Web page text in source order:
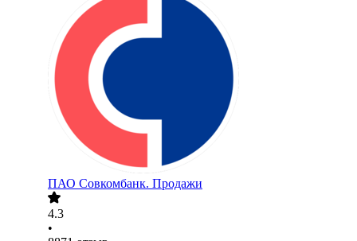
ПАО Совкомбанк. Продажи
4.3
•